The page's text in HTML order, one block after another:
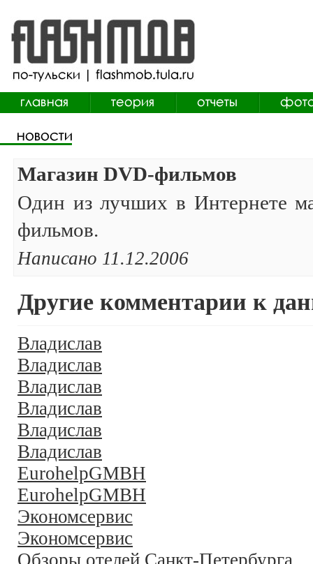
Магазин DVD-фильмов
Один из лучших в Интернете
фильмов.
Написано 11.12.2006
Другие комментарии к
Владислав
Владислав
Владислав
Владислав
Владислав
Владислав
EurohelpGMBH
EurohelpGMBH
Экономсервис
Экономсервис
Обзоры отелей Санкт-Петербурга